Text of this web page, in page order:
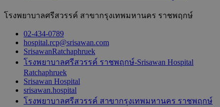
โรงพยาบาลศรีสวรรค์ สาขากรุงเทพมหานคร ราชพฤกษ์
02-434-0789
hospital.rcp@srisawan.com
SrisawanRatchaphruek
โรงพยาบาลศรีสวรรค์ ราชพฤกษ์-Srisawan Hospital
Ratchaphruek
Srisawan Hospital
srisawan.hospital
โรงพยาบาลศรีสวรรค์ สาขากรุงเทพมหานคร ราชพฤกษ์